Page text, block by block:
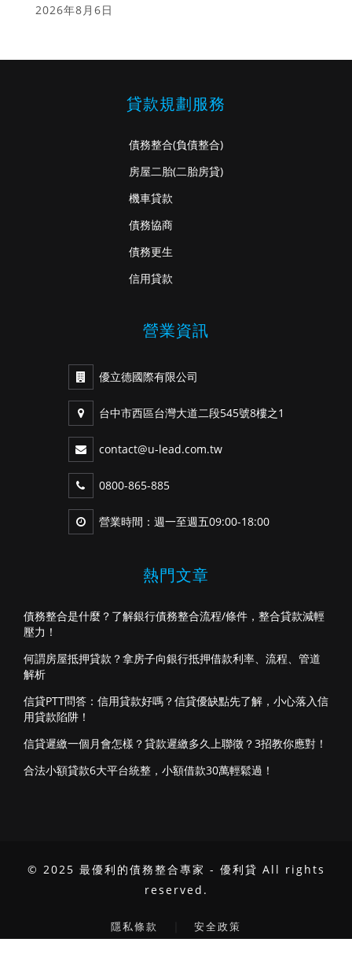
2026年8月6日
貸款規劃服務
債務整合(負債整合)
房屋二胎(二胎房貸)
機車貸款
債務協商
債務更生
信用貸款
營業資訊
優立德國際有限公司
台中市西區台灣大道二段545號8樓之1
contact@u-lead.com.tw
0800-865-885
營業時間：週一至週五09:00-18:00
熱門文章
債務整合是什麼？了解銀行債務整合流程/條件，整合貸款減輕
壓力！
何謂房屋抵押貸款？拿房子向銀行抵押借款利率、流程、管道
解析
信貸PTT問答：信用貸款好嗎？信貸優缺點先了解，小心落入信
用貸款陷阱！
信貸遲繳一個月會怎樣？貸款遲繳多久上聯徵？3招教你應對！
合法小額貸款6大平台統整，小額借款30萬輕鬆過！
© 2025 最優利的債務整合專家 - 優利貸 All rights
reserved.
隱私條款 安全政策